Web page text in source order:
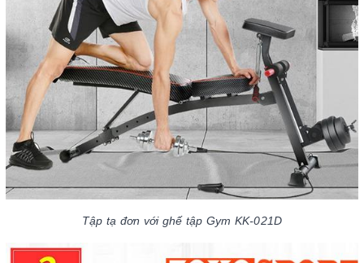
Tập tạ đơn với ghế tập Gym KK-021D